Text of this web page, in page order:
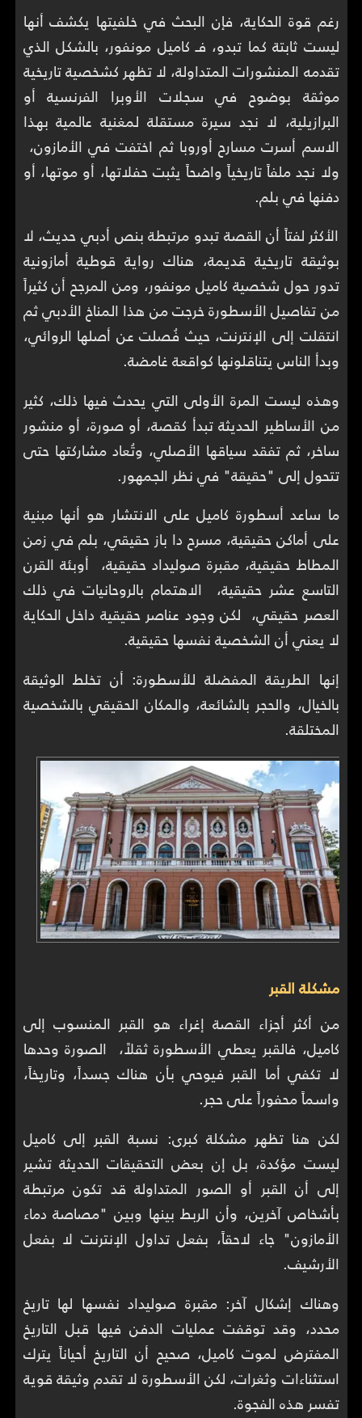
رغم قوة الحكاية، فإن البحث في خلفيتها يكشف أنها
ليست ثابتة كما تبدو، فـ كاميل مونفور، بالشكل الذي
تقدمه المنشورات المتداولة، لا تظهر كشخصية تاريخية
موثقة بوضوح في سجلات الأوبرا الفرنسية أو
البرازيلية، لا نجد سيرة مستقلة لمغنية عالمية بهذا
الاسم أسرت مسارح أوروبا ثم اختفت في الأمازون،
ولا نجد ملفاً تاريخياً واضحاً يثبت حفلاتها، أو موتها، أو
دفنها في بلم.
الأكثر لفتاً أن القصة تبدو مرتبطة بنص أدبي حديث، لا
بوثيقة تاريخية قديمة، هناك رواية قوطية أمازونية
تدور حول شخصية كاميل مونفور، ومن المرجح أن كثيراً
من تفاصيل الأسطورة خرجت من هذا المناخ الأدبي ثم
انتقلت إلى الإنترنت، حيث فُصلت عن أصلها الروائي،
وبدأ الناس يتناقلونها كواقعة غامضة.
وهذه ليست المرة الأولى التي يحدث فيها ذلك، كثير
من الأساطير الحديثة تبدأ كقصة، أو صورة، أو منشور
ساخر، ثم تفقد سياقها الأصلي، وتُعاد مشاركتها حتى
تتحول إلى "حقيقة" في نظر الجمهور.
ما ساعد أسطورة كاميل على الانتشار هو أنها مبنية
على أماكن حقيقية، مسرح دا باز حقيقي، بلم في زمن
المطاط حقيقية، مقبرة صوليداد حقيقية، أوبئة القرن
التاسع عشر حقيقية، الاهتمام بالروحانيات في ذلك
العصر حقيقي، لكن وجود عناصر حقيقية داخل الحكاية
لا يعني أن الشخصية نفسها حقيقية.
إنها الطريقة المفضلة للأسطورة: أن تخلط الوثيقة
بالخيال، والحجر بالشائعة، والمكان الحقيقي بالشخصية
المختلقة.
مشكلة القبر
من أكثر أجزاء القصة إغراء هو القبر المنسوب إلى
كاميل، فالقبر يعطي الأسطورة ثقلاً، الصورة وحدها
لا تكفي أما القبر فيوحي بأن هناك جسداً، وتاريخاً،
واسماً محفوراً على حجر.
لكن هنا تظهر مشكلة كبرى: نسبة القبر إلى كاميل
ليست مؤكدة، بل إن بعض التحقيقات الحديثة تشير
إلى أن القبر أو الصور المتداولة قد تكون مرتبطة
بأشخاص آخرين، وأن الربط بينها وبين "مصاصة دماء
الأمازون" جاء لاحقاً، بفعل تداول الإنترنت لا بفعل
الأرشيف.
وهناك إشكال آخر: مقبرة صوليداد نفسها لها تاريخ
محدد، وقد توقفت عمليات الدفن فيها قبل التاريخ
المفترض لموت كاميل، صحيح أن التاريخ أحياناً يترك
استثناءات وثغرات، لكن الأسطورة لا تقدم وثيقة قوية
تفسر هذه الفجوة.